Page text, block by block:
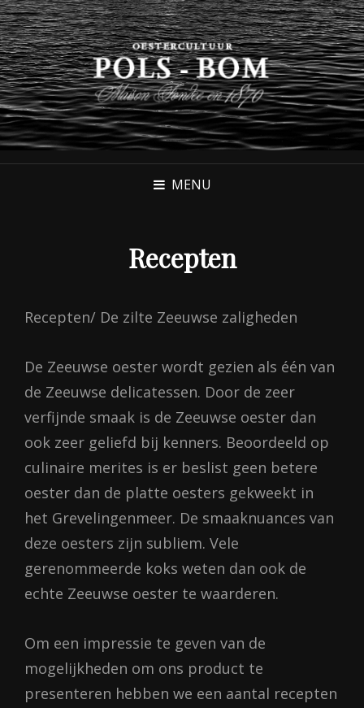
MENU
Recepten
Recepten/ De zilte Zeeuwse zaligheden
De Zeeuwse oester wordt gezien als één van
de Zeeuwse delicatessen. Door de zeer
verfijnde smaak is de Zeeuwse oester dan
ook zeer geliefd bij kenners. Beoordeeld op
culinaire merites is er beslist geen betere
oester dan de platte oesters gekweekt in
het Grevelingenmeer. De smaaknuances van
deze oesters zijn subliem. Vele
gerenommeerde koks weten dan ook de
echte Zeeuwse oester te waarderen.
Om een impressie te geven van de
mogelijkheden om ons product te
presenteren hebben we een aantal recepten